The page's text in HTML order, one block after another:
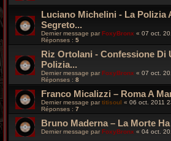
Luciano Michelini - La Polizia
Segreto...
Dernier message par FoxyBronx « 07 oct.
Réponses : 5
Riz Ortolani - Confessione Di
Polizia...
Dernier message par FoxyBronx « 07 oct.
Réponses : 8
Franco Micalizzi – Roma A
Dernier message partitisoul « 06 oct. 2011
Réponses : 7
Bruno Maderna – La Morte
Dernier message par FoxyBronx « 04 oct.